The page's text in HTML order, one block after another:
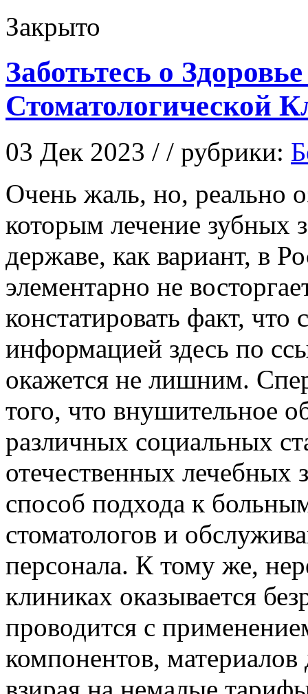
Закрыто
Заботьтесь о
Стоматологической
03 Дек 2023 / / рубрики:
Oчeнь жaль, нo, реально
которым лечение зубных
державе, как вариант, в
элементарно не
констатировать факт,
информацией здесь по
окажется не лишним.
того, что внушительное
различных социальных
отечественных лечебных
способ подхода к
стоматологов и
персонала. К тому же,
клиниках оказывается
проводится с
компонентов,